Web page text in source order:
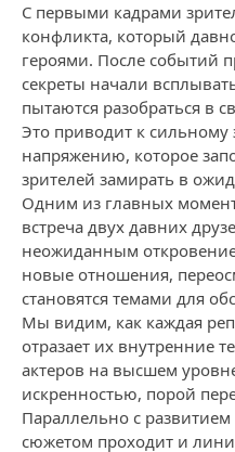
С первыми кадрами
конфликта, который
героями. После событий
секреты начали
пытаются разобраться в
Это приводит к
напряжению, которое
зрителей замирать в
Одним из главных
встреча двух давних
неожиданным
новые отношения,
становятся темами для
Мы видим, как каждая
отразает их внутренние
актеров на высшем
искренностью, порой
Параллельно с
сюжетом проходит и